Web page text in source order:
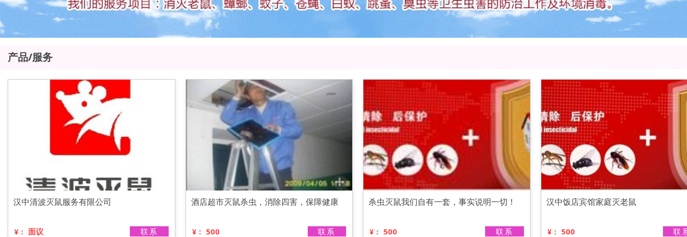
产品/服务
汉中清波灭鼠服务有限公司
¥： 面议 联系
酒店超市灭鼠杀虫，消除四害，保障健康
¥： 500 联系
杀虫灭鼠我们自有一套，事实说明一切！
¥： 500 联系
汉中饭店宾馆家庭灭老鼠
¥： 500 联